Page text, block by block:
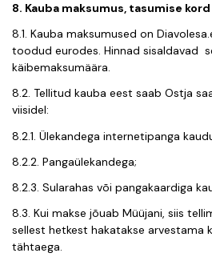
8. Kauba maksumus, tasumise
8.1. Kauba maksumused on
toodud eurodes. Hinnad sisaldavad
käibemaksumäära.
8.2. Tellitud kauba eest saab Ostja
viisidel:
8.2.1. Ülekandega internetipanga
8.2.2. Pangaülekandega;
8.2.3. Sularahas või pangakaardiga
8.3. Kui makse jõuab Müüjani, siis
sellest hetkest hakatakse arvestama
tähtaega.